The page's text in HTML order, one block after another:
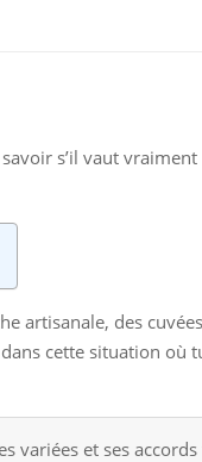
s’il vaut
artisanale, des
cette situation
variées et ses